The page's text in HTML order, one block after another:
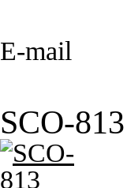
E-mail
SCO-